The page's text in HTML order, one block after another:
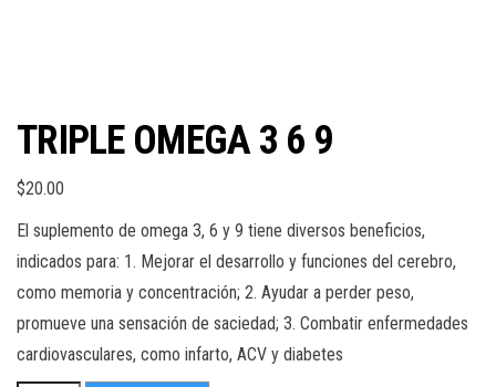
TRIPLE OMEGA 3 6 9
$20.00
El suplemento de omega 3, 6 y 9 tiene diversos beneficios,
indicados para: 1. Mejorar el desarrollo y funciones del cerebro,
como memoria y concentración; 2. Ayudar a perder peso,
promueve una sensación de saciedad; 3. Combatir enfermedades
cardiovasculares, como infarto, ACV y diabetes